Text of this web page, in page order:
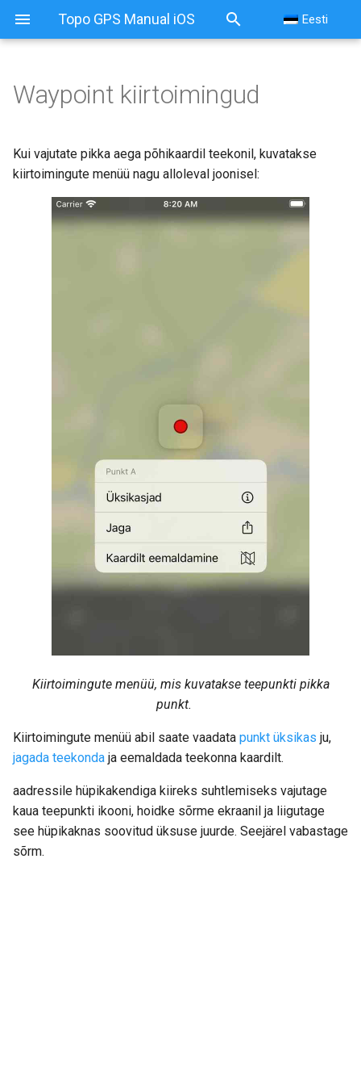
Topo GPS Manual iOS Eesti
Waypoint kiirtoimingud
Kui vajutate pikka aega põhikaardil teekonil, kuvatakse
kiirtoimingute menüü nagu alloleval joonisel:
Kiirtoimingute menüü, mis kuvatakse teepunkti pikka
punkt.
Kiirtoimingute menüü abil saate vaadata punkt üksikas ju,
jagada teekonda ja eemaldada teekonna kaardilt.
aadressile hüpikakendiga kiireks suhtlemiseks vajutage
kaua teepunkti ikooni, hoidke sõrme ekraanil ja liigutage
see hüpikaknas soovitud üksuse juurde. Seejärel vabastage
sõrm.